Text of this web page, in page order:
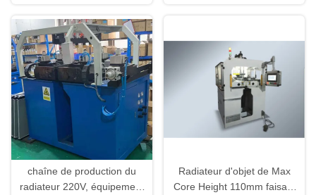
chaîne de production du
radiateur 220V, équipement
Radiateur d'objet de Max
Core Height 110mm faisant